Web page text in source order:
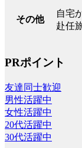
その他
自宅
赴任
PRポイント
友達同士歓迎
男性活躍中
女性活躍中
20代活躍中
30代活躍中